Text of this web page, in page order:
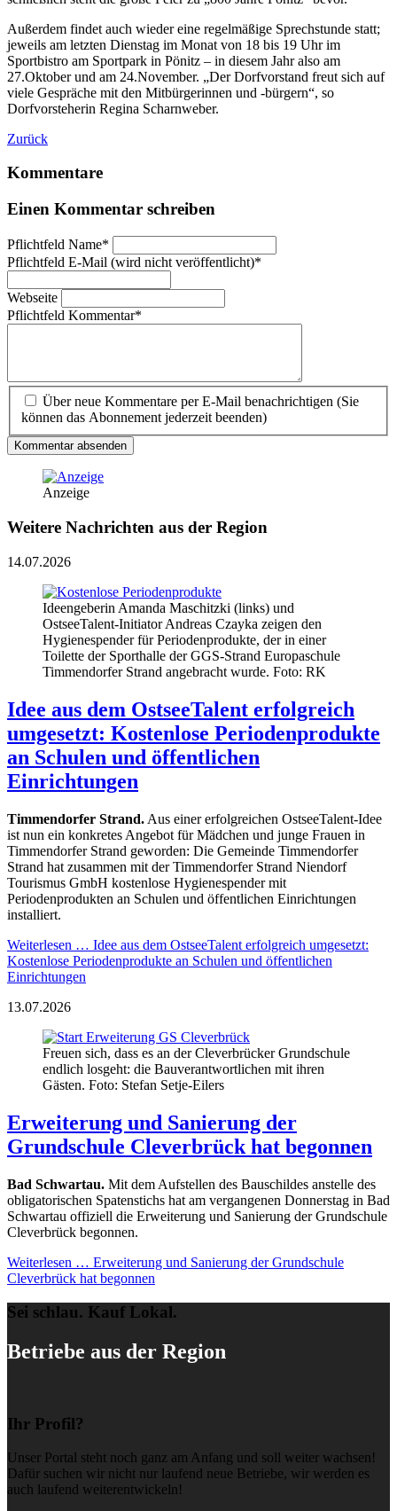
Außerdem findet auch wieder eine regelmäßige Sprechstunde statt;
jeweils am letzten Dienstag im Monat von 18 bis 19 Uhr im
Sportbistro am Sportpark in Pönitz – in diesem Jahr also am
27.Oktober und am 24.November. „Der Dorfvorstand freut sich auf
viele Gespräche mit den Mitbürgerinnen und -bürgern“, so
Dorfvorsteherin Regina Scharnweber.
Zurück
Kommentare
Einen Kommentar schreiben
Pflichtfeld Name*
Pflichtfeld E-Mail (wird nicht veröffentlicht)*
Webseite
Pflichtfeld Kommentar*
Über neue Kommentare per E-Mail benachrichtigen (Sie
können das Abonnement jederzeit beenden)
Kommentar absenden
Anzeige
Weitere Nachrichten aus der Region
14.07.2026
Ideengeberin Amanda Maschitzki (links) und
OstseeTalent-Initiator Andreas Czayka zeigen den
Hygienespender für Periodenprodukte, der in einer
Toilette der Sporthalle der GGS-Strand Europaschule
Timmendorfer Strand angebracht wurde. Foto: RK
Idee aus dem OstseeTalent erfolgreich
umgesetzt: Kostenlose Periodenprodukte
an Schulen und öffentlichen
Einrichtungen
Timmendorfer Strand. Aus einer erfolgreichen OstseeTalent-Idee
ist nun ein konkretes Angebot für Mädchen und junge Frauen in
Timmendorfer Strand geworden: Die Gemeinde Timmendorfer
Strand hat zusammen mit der Timmendorfer Strand Niendorf
Tourismus GmbH kostenlose Hygienespender mit
Periodenprodukten an Schulen und öffentlichen Einrichtungen
installiert.
Weiterlesen … Idee aus dem OstseeTalent erfolgreich umgesetzt:
Kostenlose Periodenprodukte an Schulen und öffentlichen
Einrichtungen
13.07.2026
Freuen sich, dass es an der Cleverbrücker Grundschule
endlich losgeht: die Bauverantwortlichen mit ihren
Gästen. Foto: Stefan Setje-Eilers
Erweiterung und Sanierung der
Grundschule Cleverbrück hat begonnen
Bad Schwartau. Mit dem Aufstellen des Bauschildes anstelle des
obligatorischen Spatenstichs hat am vergangenen Donnerstag in Bad
Schwartau offiziell die Erweiterung und Sanierung der Grundschule
Cleverbrück begonnen.
Weiterlesen … Erweiterung und Sanierung der Grundschule
Cleverbrück hat begonnen
Sei schlau. Kauf Lokal.
Betriebe aus der Region
Ihr Profil?
Unser Portal steht noch ganz am Anfang und soll weiter wachsen!
Dafür suchen wir nicht nur laufend neue Betriebe, wir werden es
auch laufend weiterentwickeln!